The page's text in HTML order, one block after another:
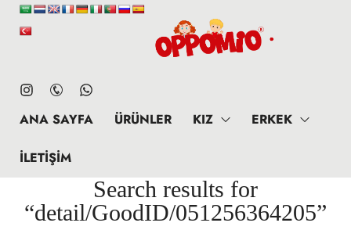
ANA SAYFA ÜRÜNLER KIZ ERKEK
İLETIŞIM
Search results for
“detail/GoodID/051256364205”